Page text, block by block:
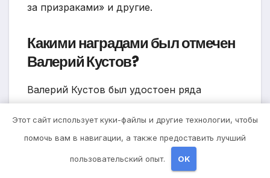
за призраками» и другие.
Какими наградами был отмечен
Валерий Кустов?
Валерий Кустов был удостоен ряда
престижных литературных наград,
включая премию «Ефко», премию «Русская
фантастика» и другие.
Какова биография Валерия
Этот сайт использует куки-файлы и другие технологии, чтобы
помочь вам в навигации, а также предоставить лучший
пользовательский опыт. OK